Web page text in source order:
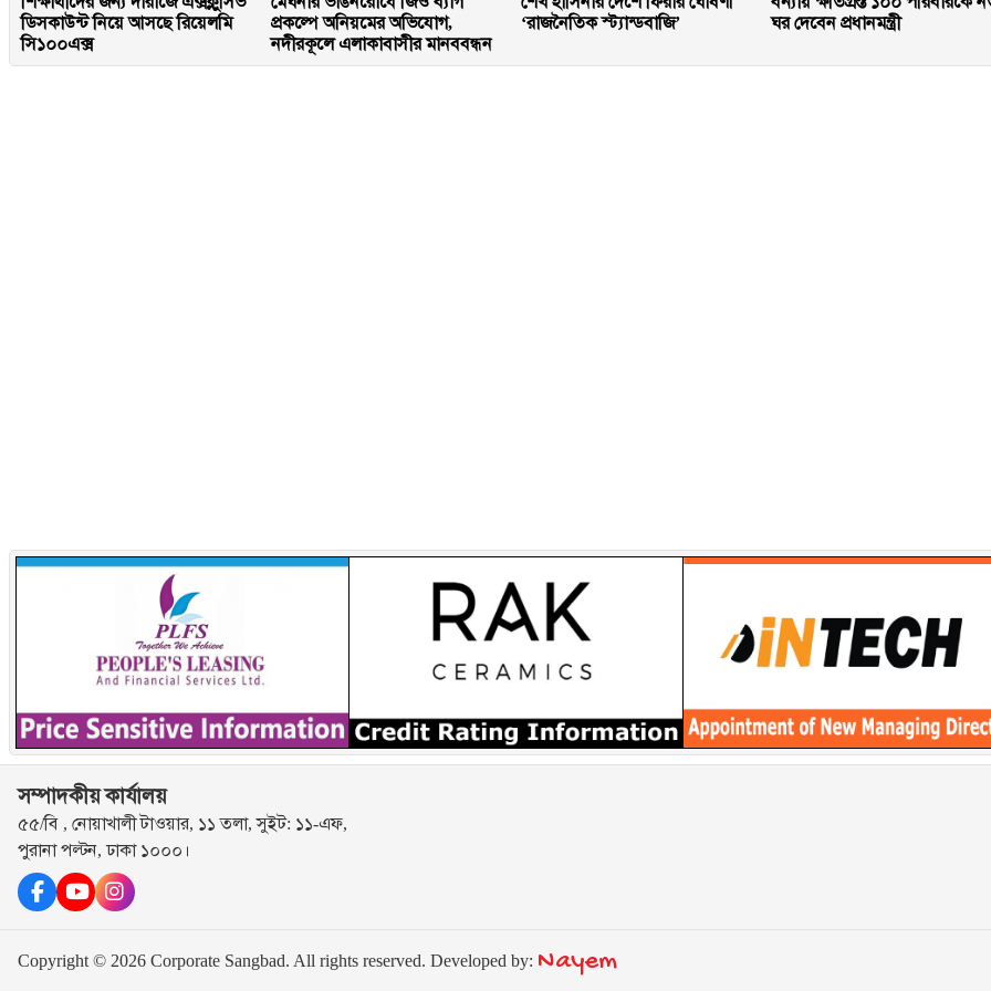
ডিসকাউন্ট নিয়ে আসছে রিয়েলমি
সি১০০এক্স
প্রকল্পে অনিয়মের অভিযোগ,
নদীরকূলে এলাকাবাসীর মানববন্ধন
‘রাজনৈতিক স্ট্যান্ডবাজি’
ঘর দেবেন প্রধানমন্ত্রী
সম্পাদকীয় কার্যালয়
৫৫/বি , নোয়াখালী টাওয়ার, ১১ তলা, সুইট: ১১-এফ,
পুরানা পল্টন, ঢাকা ১০০০।
Copyright © 2026 Corporate Sangbad. All rights reserved. Developed by: Nayem